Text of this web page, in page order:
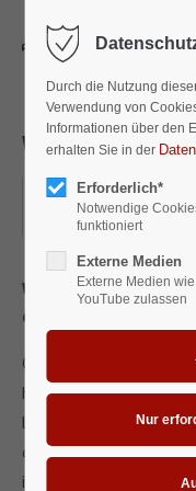
Login
Benutzername
Passwort
Lost your
Support
Lorem ipsum dolor
Workshop
2018-05-11,
ORT: BERLIN
Where: Berlin
Costs:
One morning, when
he found himself
lay on his armour-like
could see his brown
into stiff sections. The
Durch die Nutzung
Verwendung von
Informationen über den
erhalten Sie in der
Erforderlich*
Notwendige
funktioniert
Externe Medien
Externe Medien
YouTube zulassen